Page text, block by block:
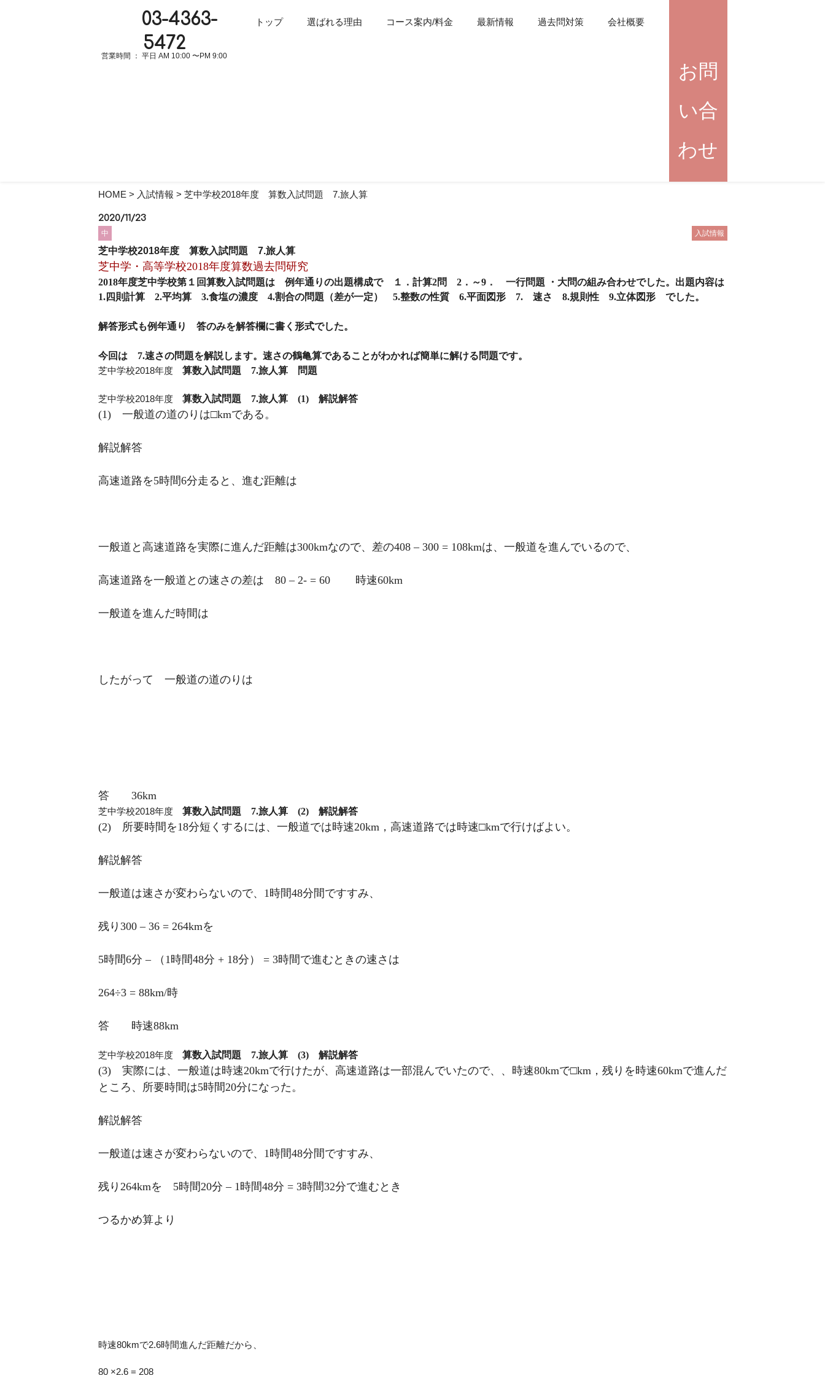
03-4363-
5472
営業時間 ： 平日 AM 10:00 〜PM 9:00
トップ 選ばれる理由 コース案内/料金 最新情報 過去問対策 会社概要
お問
い合
わせ
プロ家庭教師集団スペースONEとは
HOME > 入試情報 > 芝中学校2018年度 算数入試問題 7.旅人算
2020/11/23
中 入試情報
芝中学校2018年度 算数入試問題 7.旅人算
芝中学・高等学校2018年度算数過去問研究
2018年度芝中学校第１回算数入試問題は 例年通りの出題構成で １．計算2問 2．～9． 一行問題 ・大問の組み合わせでした。出題内容は
1.四則計算 2.平均算 3.食塩の濃度 4.割合の問題（差が一定） 5.整数の性質 6.平面図形 7. 速さ 8.規則性 9.立体図形 でした。
解答形式も例年通り 答のみを解答欄に書く形式でした。
今回は 7.速さの問題を解説します。速さの鶴亀算であることがわかれば簡単に解ける問題です。
芝中学校2018年度 算数入試問題 7.旅人算 問題
芝中学校2018年度 算数入試問題 7.旅人算 (1) 解説解答
(1) 一般道の道のりは□kmである。
解説解答
高速道路を5時間6分走ると、進む距離は
一般道と高速道路を実際に進んだ距離は300kmなので、差の408 – 300 = 108kmは、一般道を進んでいるので、
高速道路を一般道との速さの差は 80 – 2- = 60 時速60km
一般道を進んだ時間は
したがって 一般道の道のりは
答 36km
芝中学校2018年度 算数入試問題 7.旅人算 (2) 解説解答
(2) 所要時間を18分短くするには、一般道では時速20km，高速道路では時速□kmで行けばよい。
解説解答
一般道は速さが変わらないので、1時間48分間ですすみ、
残り300 – 36 = 264kmを
5時間6分 – （1時間48分 + 18分） = 3時間で進むときの速さは
264÷3 = 88km/時
答 時速88km
芝中学校2018年度 算数入試問題 7.旅人算 (3) 解説解答
(3) 実際には、一般道は時速20kmで行けたが、高速道路は一部混んでいたので、、時速80kmで□km，残りを時速60kmで進んだ
ところ、所要時間は5時間20分になった。
解説解答
一般道は速さが変わらないので、1時間48分間ですすみ、
残り264kmを 5時間20分 – 1時間48分 = 3時間32分で進むとき
つるかめ算より
時速80kmで2.6時間進んだ距離だから、
80 ×2.6 = 208